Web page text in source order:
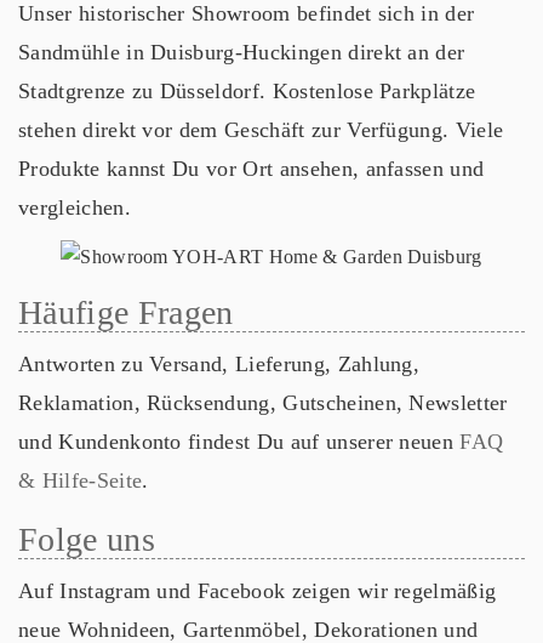
Unser historischer Showroom befindet sich in der
Sandmühle in Duisburg-Huckingen direkt an der
Stadtgrenze zu Düsseldorf. Kostenlose Parkplätze
stehen direkt vor dem Geschäft zur Verfügung. Viele
Produkte kannst Du vor Ort ansehen, anfassen und
vergleichen.
Häufige Fragen
Antworten zu Versand, Lieferung, Zahlung,
Reklamation, Rücksendung, Gutscheinen, Newsletter
und Kundenkonto findest Du auf unserer neuenFAQ
& Hilfe-Seite.
Folge uns
Auf Instagram und Facebook zeigen wir regelmäßig
neue Wohnideen, Gartenmöbel, Dekorationen und